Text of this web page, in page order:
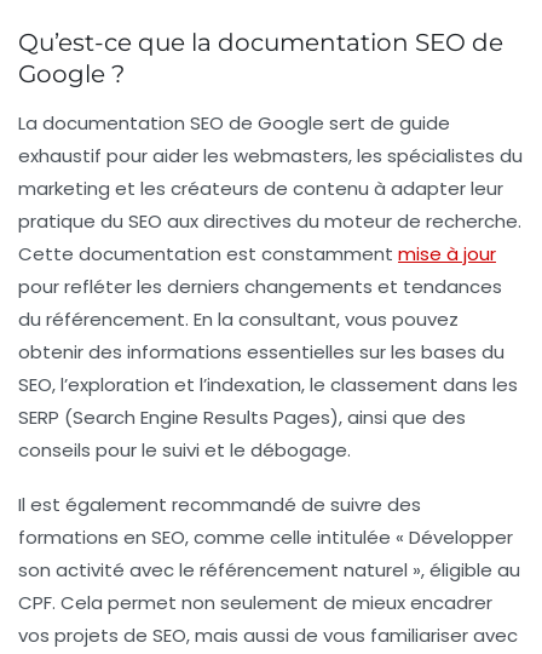
Qu’est-ce que la documentation SEO de
Google ?
La documentation SEO de Google sert de guide
exhaustif pour aider les webmasters, les spécialistes du
marketing et les créateurs de contenu à adapter leur
pratique du SEO aux directives du moteur de recherche.
Cette documentation est constamment mise à jour
pour refléter les derniers changements et tendances
du référencement. En la consultant, vous pouvez
obtenir des informations essentielles sur les bases du
SEO, l’exploration et l’indexation, le classement dans les
SERP (Search Engine Results Pages), ainsi que des
conseils pour le suivi et le débogage.
Il est également recommandé de suivre des
formations en SEO, comme celle intitulée « Développer
son activité avec le référencement naturel », éligible au
CPF. Cela permet non seulement de mieux encadrer
vos projets de SEO, mais aussi de vous familiariser avec